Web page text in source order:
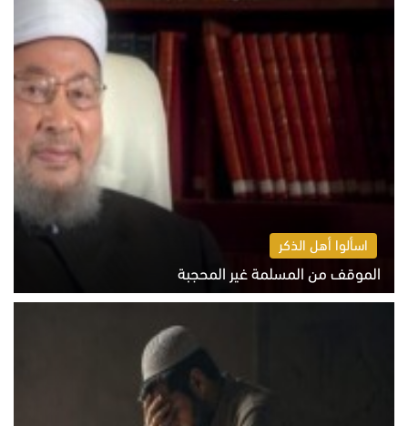
اسألوا أهل الذكر
الموقف من المسلمة غير المحجبة
الخميس 6 أغسطس 2026 10:45 ص